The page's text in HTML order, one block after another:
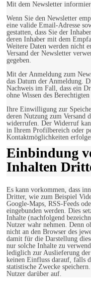
Mit dem Newsletter
Wenn Sie den Newsletter
eine valide Email-Adresse
gestatten, dass Sie der
deren Inhaber mit dem
Weitere Daten werden nicht
Versand der Newsletter
gegeben.
Mit der Anmeldung zum
das Datum der Anmeldung.
Nachweis im Fall, dass ein
ohne Wissen des
Ihre Einwilligung zur
deren Nutzung zum Versand
widerrufen. Der Widerruf
in Ihrem Profilbereich oder
Kontaktmöglichkeiten
Einbindung
Inhalten
Es kann vorkommen, dass
Dritter, wie zum Beispiel
Google-Maps, RSS-Feeds
eingebunden werden. Dies
Inhalte (nachfolgend
Nutzer wahr nehmen. Denn
nicht an den Browser des
damit für die Darstellung
nur solche Inhalte zu
lediglich zur Auslieferung
keinen Einfluss darauf, falls
statistische Zwecke
Nutzer darüber auf.